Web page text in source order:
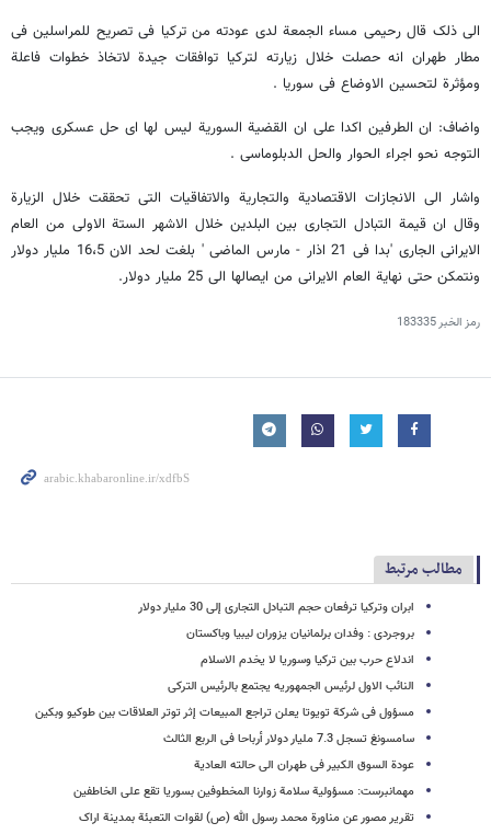
الى ذلک قال رحیمی مساء الجمعة لدى عودته من ترکیا فی تصریح للمراسلین فی
مطار طهران انه حصلت خلال زیارته لترکیا توافقات جیدة لاتخاذ خطوات فاعلة
ومؤثرة لتحسین الاوضاع فی سوریا .
واضاف: ان الطرفین اکدا على ان القضیة السوریة لیس لها ای حل عسکری ویجب
التوجه نحو اجراء الحوار والحل الدبلوماسی .
واشار الى الانجازات الاقتصادیة والتجاریة والاتفاقیات التی تحققت خلال الزیارة
وقال ان قیمة التبادل التجاری بین البلدین خلال الاشهر الستة الاولى من العام
الایرانی الجاری 'بدا فی 21 اذار - مارس الماضی ' بلغت لحد الان 16،5 ملیار دولار
ونتمکن حتى نهایة العام الایرانی من ایصالها الى 25 ملیار دولار.
رمز الخبر183335
مطالب مرتبط
ابران وترکیا ترفعان حجم التبادل التجارى إلى 30 ملیار دولار
بروجردی : وفدان برلمانیان یزوران لیبیا وباکستان
اندلاع حرب بین ترکیا وسوریا لا یخدم الاسلام
النائب الاول لرئیس الجمهوریه یجتمع بالرئیس الترکی
مسؤول فی شرکة تویوتا یعلن تراجع المبیعات إثر توتر العلاقات بین طوکیو وبکین
سامسونغ تسجل 7.3 ملیار دولار أرباحا فی الربع الثالث
عودة السوق الکبیر فی طهران الى حالته العادیة
مهمانبرست: مسؤولیة سلامة زوارنا المخطوفین بسوریا تقع على الخاطفین
تقریر مصور عن مناورة محمد رسول الله (ص) لقوات التعبئة بمدینة اراک